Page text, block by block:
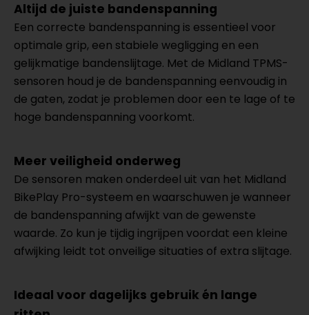
Altijd de juiste bandenspanning
Een correcte bandenspanning is essentieel voor
optimale grip, een stabiele wegligging en een
gelijkmatige bandenslijtage. Met de Midland TPMS-
sensoren houd je de bandenspanning eenvoudig in
de gaten, zodat je problemen door een te lage of te
hoge bandenspanning voorkomt.
Meer veiligheid onderweg
De sensoren maken onderdeel uit van het Midland
BikePlay Pro-systeem en waarschuwen je wanneer
de bandenspanning afwijkt van de gewenste
waarde. Zo kun je tijdig ingrijpen voordat een kleine
afwijking leidt tot onveilige situaties of extra slijtage.
Ideaal voor dagelijks gebruik én lange